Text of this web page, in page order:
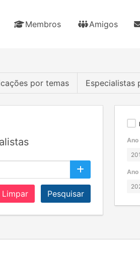
Membros Amigos
por temas Especialistas
Limpar Pesquisar
Ano
Ano